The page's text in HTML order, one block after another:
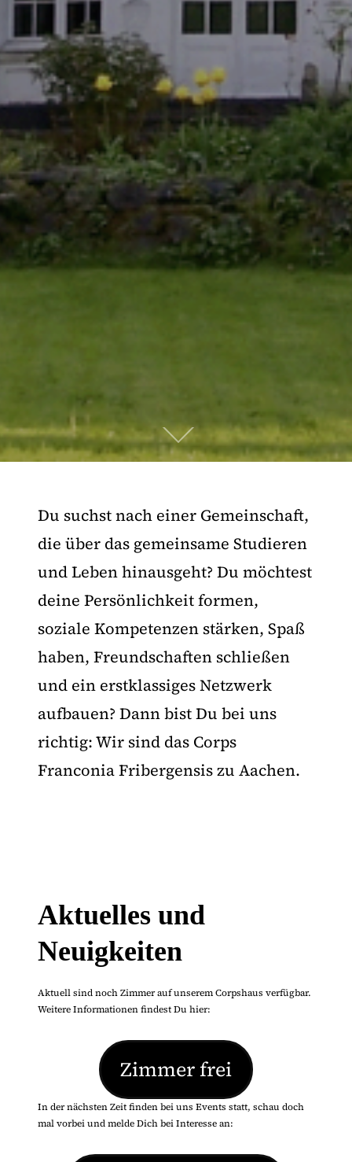
Du suchst nach einer Gemeinschaft,
die über das gemeinsame Studieren
und Leben hinausgeht? Du möchtest
deine Persönlichkeit formen,
soziale Kompetenzen stärken, Spaß
haben, Freundschaften schließen
und ein erstklassiges Netzwerk
aufbauen? Dann bist Du bei uns
richtig: Wir sind das Corps
Franconia Fribergensis zu Aachen.
Aktuelles und
Neuigkeiten
Aktuell sind noch Zimmer auf unserem Corpshaus verfügbar.
Weitere Informationen findest Du hier:
Zimmer frei
In der nächsten Zeit finden bei uns Events statt, schau doch
mal vorbei und melde Dich bei Interesse an: